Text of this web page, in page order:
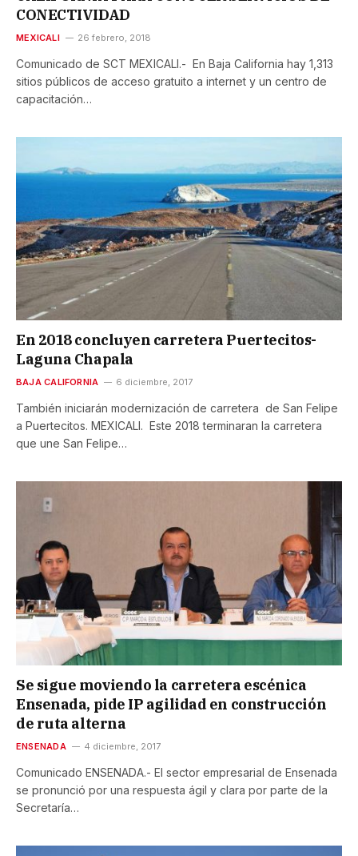
CONECTIVIDAD
MEXICALI 26 febrero, 2018
Comunicado de SCT MEXICALI.- En Baja California hay 1,313
sitios públicos de acceso gratuito a internet y un centro de
capacitación…
En 2018 concluyen carretera Puertecitos-
Laguna Chapala
BAJA CALIFORNIA 6 diciembre, 2017
También iniciarán modernización de carretera de San Felipe
a Puertecitos. MEXICALI. Este 2018 terminaran la carretera
que une San Felipe…
Se sigue moviendo la carretera escénica
Ensenada, pide IP agilidad en construcción
de ruta alterna
ENSENADA 4 diciembre, 2017
Comunicado ENSENADA.- El sector empresarial de Ensenada
se pronunció por una respuesta ágil y clara por parte de la
Secretaría…